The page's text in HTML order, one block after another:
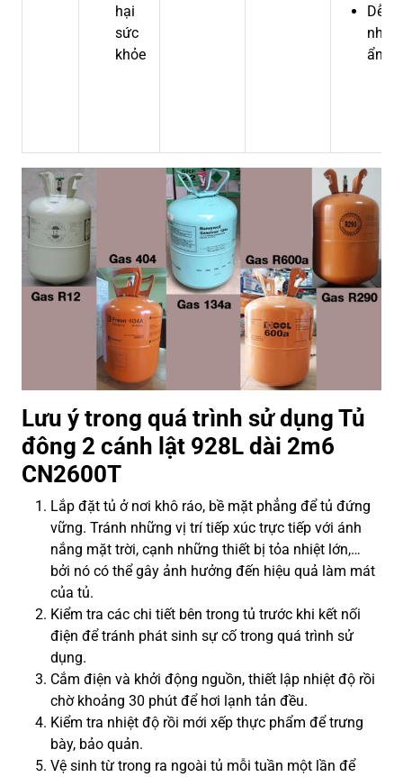
hại
sức
khỏe
Dễ bị
ẩm
Lưu ý trong quá trình sử dụng Tủ
đông 2 cánh lật 928L dài 2m6
CN2600T
Lắp đặt tủ ở nơi khô ráo, bề mặt phẳng để tủ đứng
vững. Tránh những vị trí tiếp xúc trực tiếp với ánh
nắng mặt trời, cạnh những thiết bị tỏa nhiệt lớn,…
bởi nó có thể gây ảnh hưởng đến hiệu quả làm mát
của tủ.
Kiểm tra các chi tiết bên trong tủ trước khi kết nối
điện để tránh phát sinh sự cố trong quá trình sử
dụng.
Cắm điện và khởi động nguồn, thiết lập nhiệt độ rồi
chờ khoảng 30 phút để hơi lạnh tản đều.
Kiểm tra nhiệt độ rồi mới xếp thực phẩm để trưng
bày, bảo quản.
Vệ sinh từ trong ra ngoài tủ mỗi tuần một lần để